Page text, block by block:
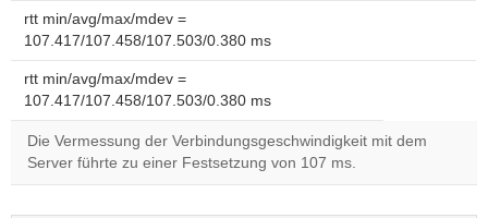
rtt min/avg/max/mdev =
107.417/107.458/107.503/0.380 ms
rtt min/avg/max/mdev =
107.417/107.458/107.503/0.380 ms
Die Vermessung der Verbindungsgeschwindigkeit mit dem
Server führte zu einer Festsetzung von 107 ms.